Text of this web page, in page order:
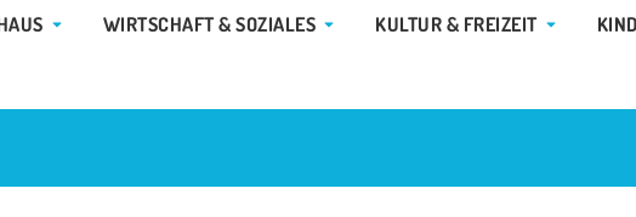
ÖFFNE GEMEINDE & RATHAUS
WIRTSCHAFT & SOZIALES ÖFFNE WIRTSCHAFT & SOZIALES
KULTUR & FREIZEIT ÖFFNE